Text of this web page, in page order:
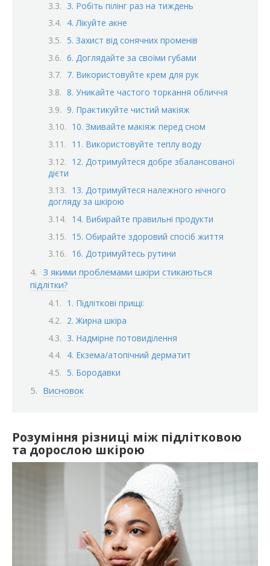
3. Робіть пілінг раз на тиждень
4. Лікуйте акне
5. Захист від сонячних променів
6. Доглядайте за своїми губами
7. Використовуйте крем для рук
8. Уникайте частого торкання обличчя
9. Практикуйте чистий макіяж
10. Змивайте макіяж перед сном
11. Використовуйте теплу воду
12. Дотримуйтеся добре збалансованої
дієти
13. Дотримуйтеся належного нічного
догляду за шкірою
14. Вибирайте правильні продукти
15. Обирайте здоровий спосіб життя
16. Дотримуйтесь рутини
З якими проблемами шкіри стикаються
підлітки?
1. Підліткові прищі:
2. Жирна шкіра
3. Надмірне потовиділення
4. Екзема/атопічний дерматит
5. Бородавки
Висновок
Розуміння різниці між підлітковою
та дорослою шкірою